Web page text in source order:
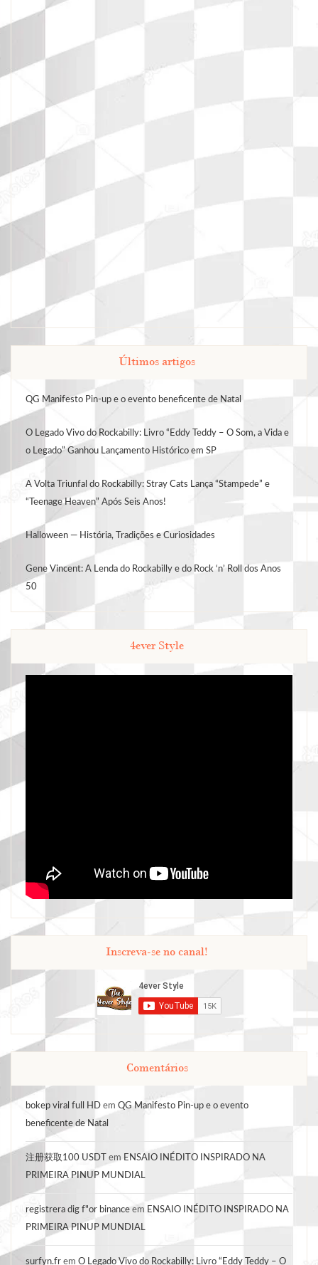
Últimos artigos
QG Manifesto Pin-up e o evento beneficente de Natal
O Legado Vivo do Rockabilly: Livro “Eddy Teddy – O Som, a Vida e
o Legado” Ganhou Lançamento Histórico em SP
A Volta Triunfal do Rockabilly: Stray Cats Lança “Stampede” e
“Teenage Heaven” Após Seis Anos!
Halloween — História, Tradições e Curiosidades
Gene Vincent: A Lenda do Rockabilly e do Rock ‘n’ Roll dos Anos
50
4ever Style
Inscreva-se no canal!
Comentários
bokep viral full HD em QG Manifesto Pin-up e o evento
beneficente de Natal
注册获取100 USDT em ENSAIO INÉDITO INSPIRADO NA
PRIMEIRA PINUP MUNDIAL
registrera dig f"or binance em ENSAIO INÉDITO INSPIRADO NA
PRIMEIRA PINUP MUNDIAL
surfyn.fr em O Legado Vivo do Rockabilly: Livro “Eddy Teddy – O